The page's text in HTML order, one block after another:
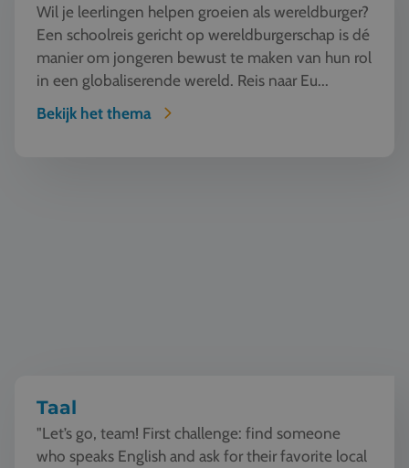
Wil je leerlingen helpen groeien als wereldburger?
Een schoolreis gericht op wereldburgerschap is dé
manier om jongeren bewust te maken van hun rol
in een globaliserende wereld. Reis naar Eu...
Bekijk het thema
Taal
"Let’s go, team! First challenge: find someone
who speaks English and ask for their favorite local